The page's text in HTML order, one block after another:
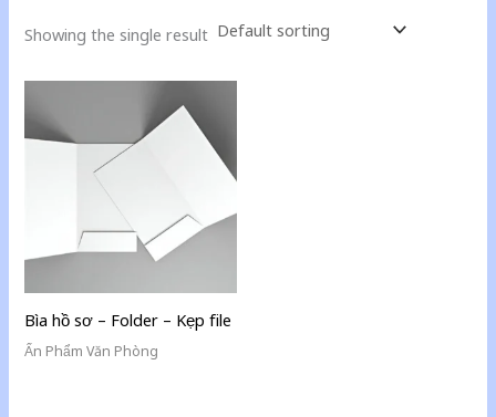
Showing the single result
Bìa hồ sơ – Folder – Kẹp file
Ấn Phẩm Văn Phòng